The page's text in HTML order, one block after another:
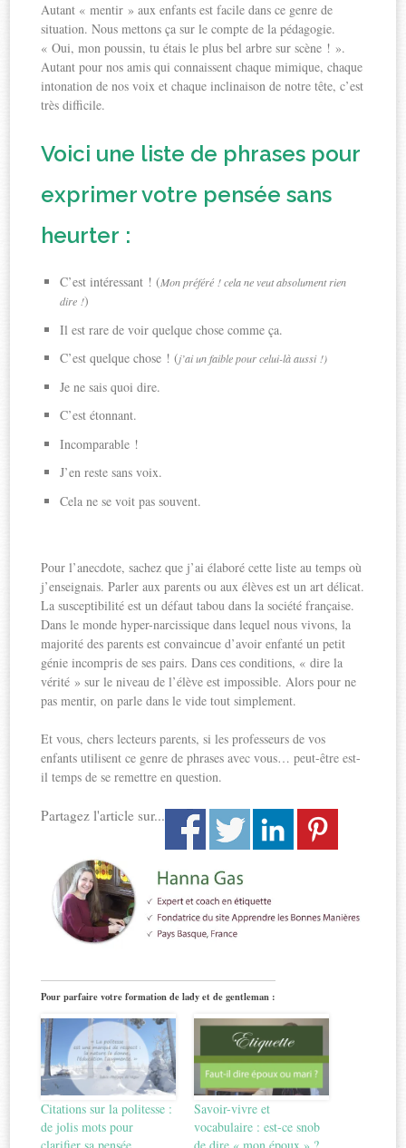
Autant « mentir » aux enfants est facile dans ce genre de
situation. Nous mettons ça sur le compte de la pédagogie.
« Oui, mon poussin, tu étais le plus bel arbre sur scène ! ».
Autant pour nos amis qui connaissent chaque mimique, chaque
intonation de nos voix et chaque inclinaison de notre tête, c’est
très difficile.
Voici une liste de phrases pour
exprimer votre pensée sans
heurter :
C’est intéressant ! (Mon préféré ! cela ne veut absolument rien
dire !)
Il est rare de voir quelque chose comme ça.
C’est quelque chose ! (j’ai un faible pour celui-là aussi !)
Je ne sais quoi dire.
C’est étonnant.
Incomparable !
J’en reste sans voix.
Cela ne se voit pas souvent.
Pour l’anecdote, sachez que j’ai élaboré cette liste au temps où
j’enseignais. Parler aux parents ou aux élèves est un art délicat.
La susceptibilité est un défaut tabou dans la société française.
Dans le monde hyper-narcissique dans lequel nous vivons, la
majorité des parents est convaincue d’avoir enfanté un petit
génie incompris de ses pairs. Dans ces conditions, « dire la
vérité » sur le niveau de l’élève est impossible. Alors pour ne
pas mentir, on parle dans le vide tout simplement.
Et vous, chers lecteurs parents, si les professeurs de vos
enfants utilisent ce genre de phrases avec vous… peut-être est-
il temps de se remettre en question.
Partagez l'article sur...
Pour parfaire votre formation de lady et de gentleman :
Citations sur la politesse :
de jolis mots pour
Savoir-vivre et
vocabulaire : est-ce snob